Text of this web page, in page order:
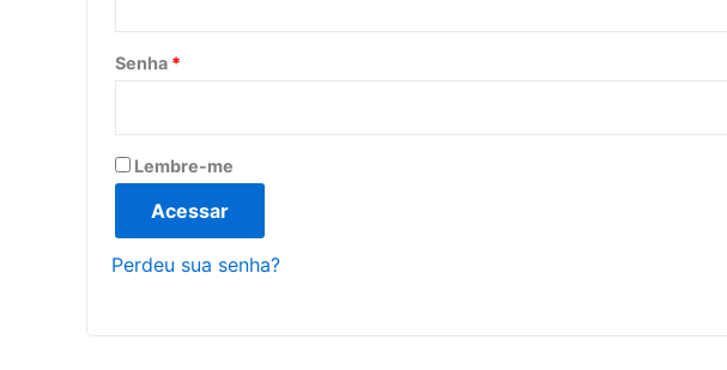
Senha *
Lembre-me
Acessar
Perdeu sua senha?